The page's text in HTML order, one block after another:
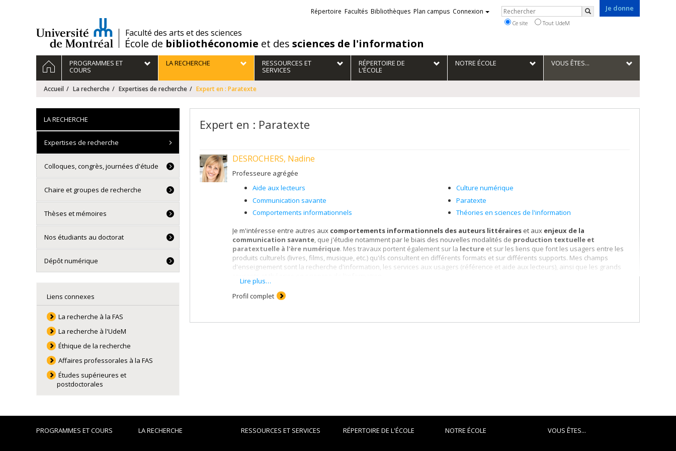
/Faculté des arts et des sciences
École de bibliothéconomie et des sciences de l'information
Je donne
Liens
externes
Répertoire Facultés Bibliothèques Plan campus Connexion Rechercher
Rechercher
Ce site Tout UdeM
Navigation
principale
ACCUEILPROGRAMMES ET
COURS
LA RECHERCHE RESSOURCES ET
SERVICES
RÉPERTOIRE DE
L'ÉCOLE
NOTRE ÉCOLE VOUS ÊTES...
Accueil La recherche Expertises de recherche Expert en : Paratexte
Expert en : Paratexte
DESROCHERS, Nadine
Professeure agrégée
Aide aux lecteurs
Communication savante
Comportements informationnels
Culture numérique
Paratexte
Théories en sciences de l'information
Je m'intéresse entre autres aux comportements informationnels des auteurs littéraires et aux enjeux de la
communication savante , que j'étudie notamment par le biais des nouvelles modalités de production textuelle et
paratextuelle à l'ère numérique. Mes travaux portent également sur la lecture et sur les liens que font les usagers entre les
produits culturels (livres, films, musique, etc.) qu'ils consultent en différents formats et sur différents supports. Mes champs
d'enseignement sont la recherche d'information, les services aux usagers (référence et aide aux lecteurs), ainsi que les grands
Lire plus…
Profil complet
LA RECHERCHE
Expertises de recherche
Colloques, congrès, journées d'étude
Chaire et groupes de recherche
Thèses et mémoires
Nos étudiants au doctorat
Dépôt numérique
Liens connexes
La recherche à la FAS
La recherche à l'UdeM
Éthique de la recherche
Affaires professorales à la FAS
Études supérieures et
postdoctorales
PROGRAMMES ET COURS LA RECHERCHE RESSOURCES ET SERVICES RÉPERTOIRE DE L'ÉCOLE NOTRE ÉCOLE VOUS ÊTES...